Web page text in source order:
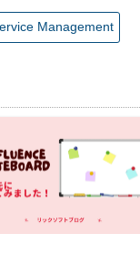
Management